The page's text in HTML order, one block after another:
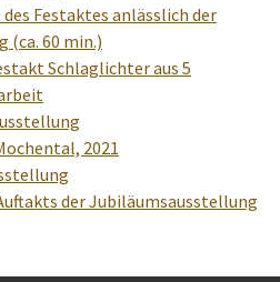
Festaktes anlässlich der
(ca. 60 min.)
Schlaglichter aus 5
2021
der Jubiläumsausstellung